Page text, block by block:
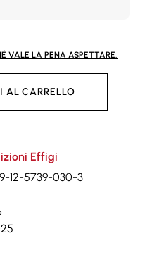
VALE LA PENA ASPETTARE.
AL CARRELLO
Effigi
12-5739-030-3